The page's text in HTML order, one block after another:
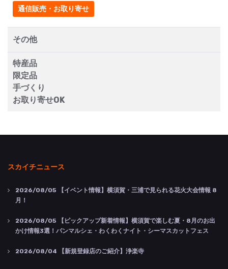
通信販売・お取り寄せ
その他
特産品
限定品
手づくり
お取り寄せOK
スカイチニュース
2026/08/05 【イベント情報】横須賀・三浦で見られる花火大会情報 8
月！
2026/08/05 【ピックアップ新着情報】横須賀で楽しむ夏・8月のお出
かけ情報3選！パンマルシェ・わくわくナイト・シーマスカットフェス
2026/08/04 【新規登録店のご紹介】浄楽寺